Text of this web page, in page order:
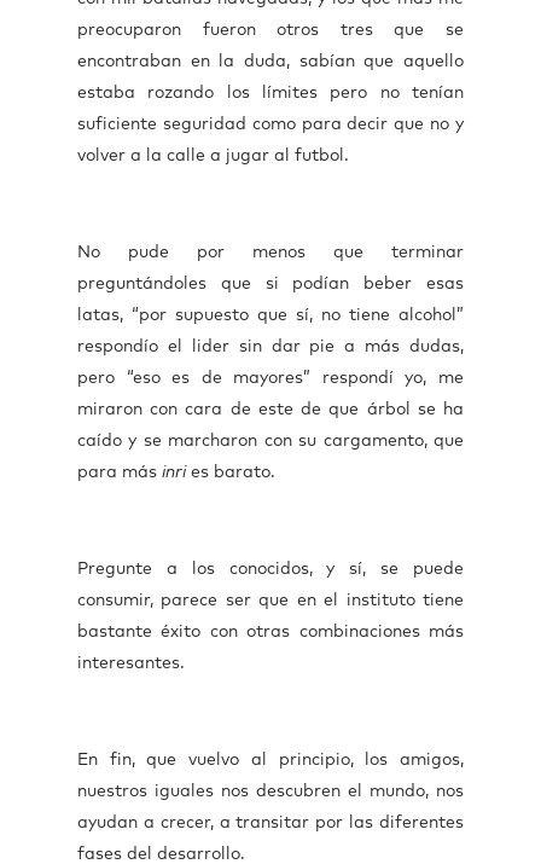
preocuparon fueron otros tres que se
encontraban en la duda, sabían que aquello
estaba rozando los límites pero no tenían
suficiente seguridad como para decir que no y
volver a la calle a jugar al futbol.
No pude por menos que terminar
preguntándoles que si podían beber esas
latas, “por supuesto que sí, no tiene alcohol”
respondío el lider sin dar pie a más dudas,
pero “eso es de mayores” respondí yo, me
miraron con cara de este de que árbol se ha
caído y se marcharon con su cargamento, que
para más inri es barato.
Pregunte a los conocidos, y sí, se puede
consumir, parece ser que en el instituto tiene
bastante éxito con otras combinaciones más
interesantes.
En fin, que vuelvo al principio, los amigos,
nuestros iguales nos descubren el mundo, nos
ayudan a crecer, a transitar por las diferentes
fases del desarrollo.